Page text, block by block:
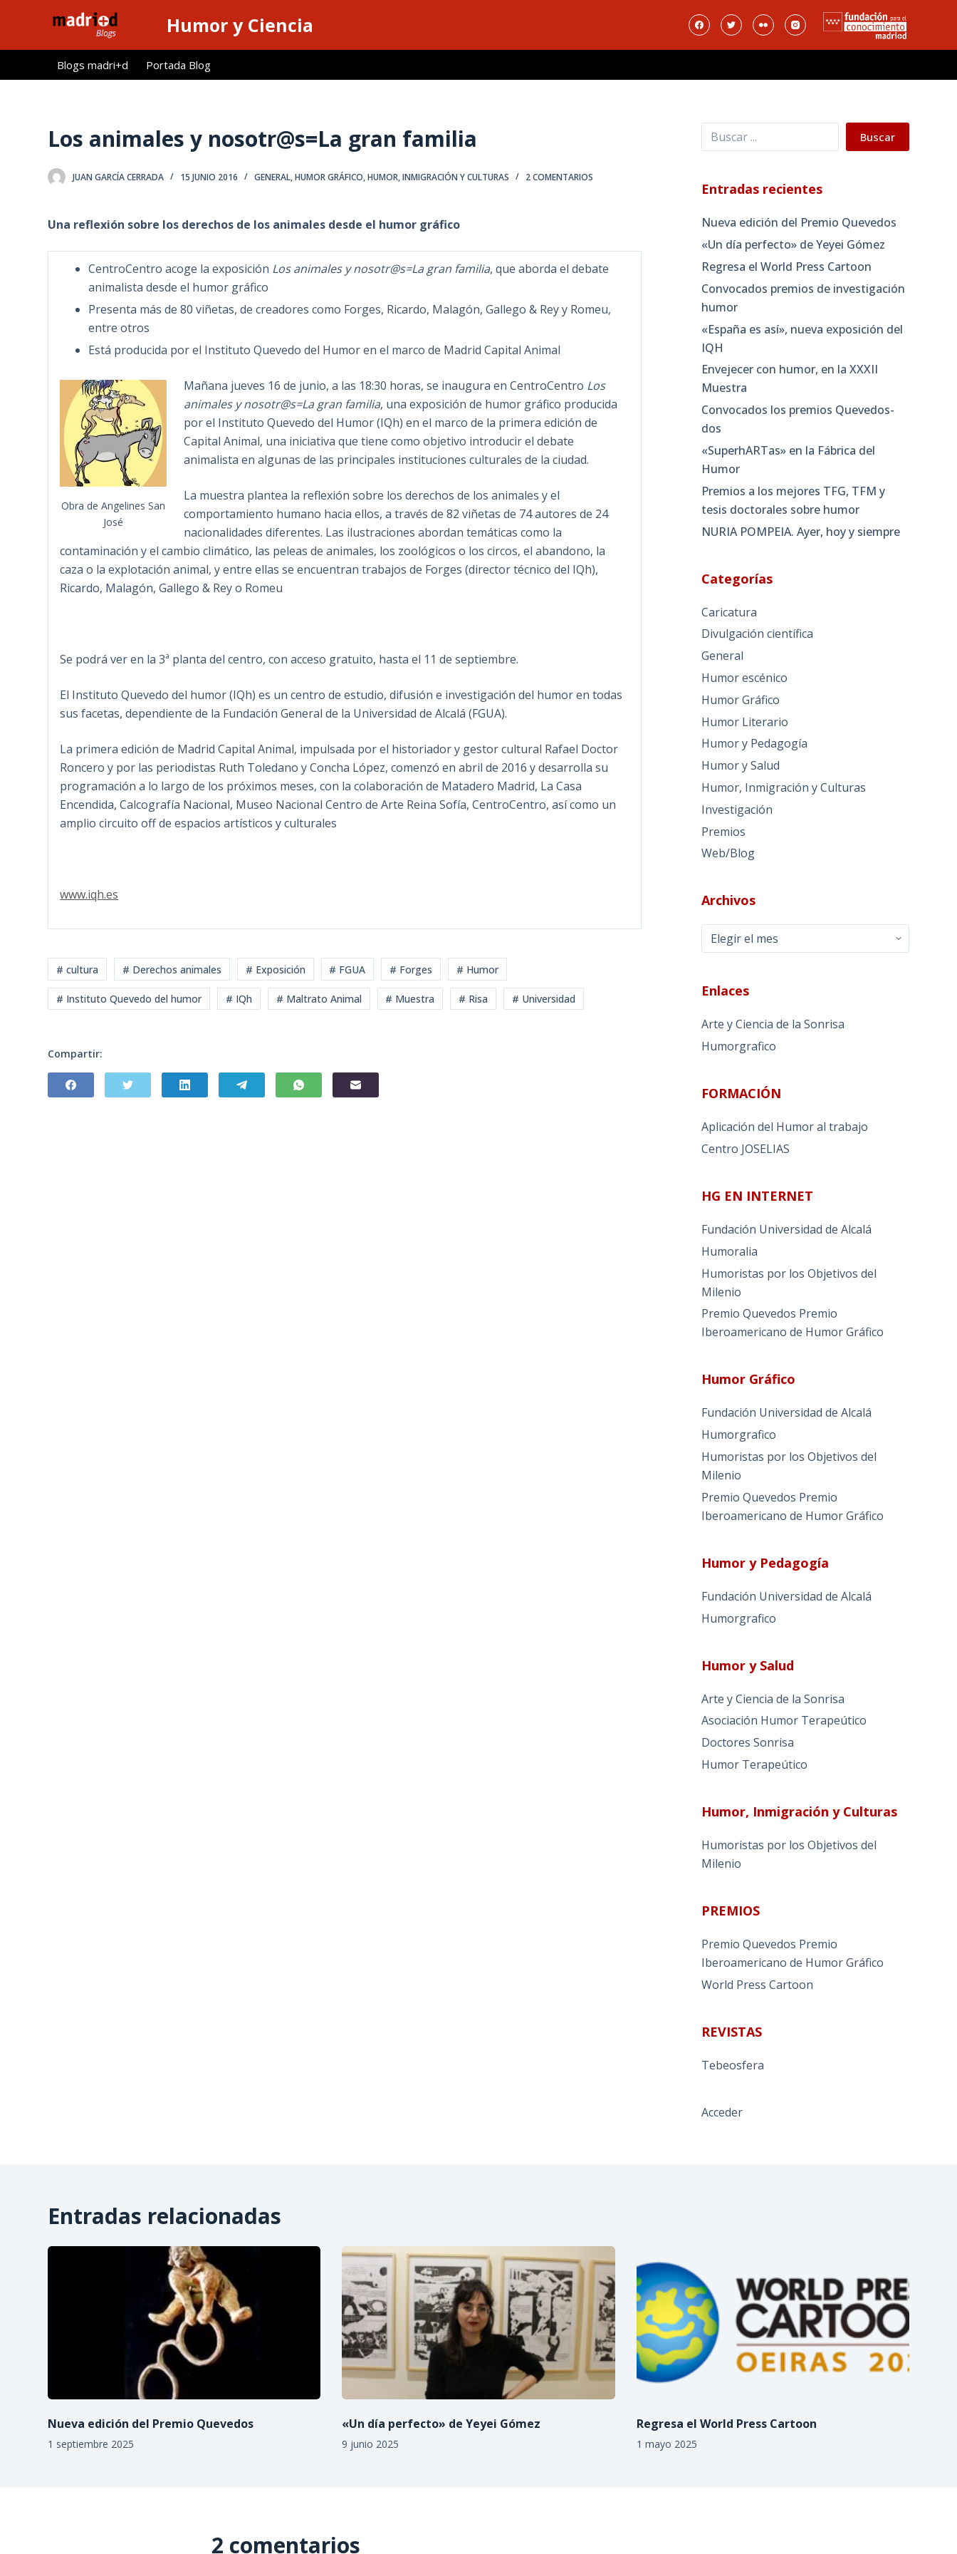
l
Humor y Ciencia
Blogs madri+d Portada Blog
Los animales y nosotr@s=La gran familia
JUAN GARCÍA CERRADA 15 JUNIO 2016 GENERAL,HUMOR GRÁFICO,HUMOR, INMIGRACIÓN Y CULTURAS 2 COMENTARIOS
Una reflexión sobre los derechos de los animales desde el humor gráfico
CentroCentro acoge la exposición Los animales y nosotr@s=La gran familia, que aborda el debate
animalista desde el humor gráfico
Presenta más de 80 viñetas, de creadores como Forges, Ricardo, Malagón, Gallego& Rey y Romeu,
entre otros
Está producida por el Instituto Quevedo del Humor en el marco de Madrid Capital Animal
Obra de Angelines San
José
Mañana jueves 16 de junio, a las 18:30 horas, se inaugura en CentroCentro Los
animales y nosotr@s=La gran familia, una exposición de humor gráfico producida
por el Instituto Quevedo del Humor (IQh) en el marco de la primera edición de
Capital Animal, una iniciativa que tiene como objetivo introducir el debate
animalista en algunas de las principales instituciones culturales de la ciudad.
La muestra plantea la reflexión sobre los derechos de los animales y el
comportamiento humano hacia ellos, a través de 82 viñetas de 74 autores de 24
nacionalidades diferentes. Las ilustraciones abordan temáticas como la
contaminación y el cambio climático, las peleas de animales, los zoológicos o los circos, el abandono, la
caza o la explotación animal, y entre ellas se encuentran trabajos de Forges (director técnico del IQh),
Ricardo, Malagón, Gallego & Rey o Romeu
Se podrá ver en la 3ª planta del centro, con acceso gratuito, hasta el 11 de septiembre.
El Instituto Quevedo del humor (IQh) es un centro de estudio, difusión e investigación del humor en todas
sus facetas, dependiente de la Fundación General de la Universidad de Alcalá (FGUA).
La primera edición de Madrid Capital Animal, impulsada por el historiador y gestor cultural Rafael Doctor
Roncero y por las periodistas Ruth Toledano y Concha López, comenzó en abril de 2016 y desarrolla su
programación a lo largo de los próximos meses, con la colaboración de Matadero Madrid, La Casa
Encendida, Calcografía Nacional, Museo Nacional Centro de Arte Reina Sofía, CentroCentro, así como un
amplio circuito off de espacios artísticos y culturales
www.iqh.es
# cultura # Derechos animales # Exposición # FGUA # Forges # Humor
# Instituto Quevedo del humor # IQh # Maltrato Animal # Muestra # Risa # Universidad
Compartir:
Buscar Buscar
Entradas recientes
Nueva edición del Premio Quevedos
«Un día perfecto» de Yeyei Gómez
Regresa el World Press Cartoon
Convocados premios de investigación
humor
«España es así», nueva exposición del
IQH
Envejecer con humor, en la XXXII
Muestra
Convocados los premios Quevedos-
dos
«SuperhARTas» en la Fábrica del
Humor
Premios a los mejores TFG, TFM y
tesis doctorales sobre humor
NURIA POMPEIA. Ayer, hoy y siempre
Categorías
Caricatura
Divulgación científica
General
Humor escénico
Humor Gráfico
Humor Literario
Humor y Pedagogía
Humor y Salud
Humor, Inmigración y Culturas
Investigación
Premios
Web/Blog
Archivos
Archivos
Enlaces
Arte y Ciencia de la Sonrisa
Humorgrafico
FORMACIÓN
Aplicación del Humor al trabajo
Centro JOSELIAS
HG EN INTERNET
Fundación Universidad de Alcalá
Humoralia
Humoristas por los Objetivos del
Milenio
Premio Quevedos Premio
Iberoamericano de Humor Gráfico
Humor Gráfico
Fundación Universidad de Alcalá
Humorgrafico
Humoristas por los Objetivos del
Milenio
Premio Quevedos Premio
Iberoamericano de Humor Gráfico
Humor y Pedagogía
Fundación Universidad de Alcalá
Humorgrafico
Humor y Salud
Arte y Ciencia de la Sonrisa
Asociación Humor Terapeútico
Doctores Sonrisa
Humor Terapeútico
Humor, Inmigración y Culturas
Humoristas por los Objetivos del
Milenio
PREMIOS
Premio Quevedos Premio
Iberoamericano de Humor Gráfico
World Press Cartoon
REVISTAS
Tebeosfera
Acceder
Entradas relacionadas
Nueva edición del Premio Quevedos
1 septiembre 2025
«Un día perfecto» de Yeyei Gómez
9 junio 2025
Regresa el World Press Cartoon
1 mayo 2025
2 comentarios